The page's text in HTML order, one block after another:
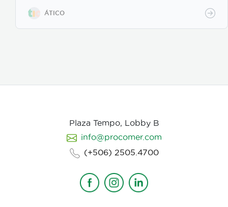
https://www.atico.cr/es/servicios/servicios-
ÁTICO
Plaza Tempo, Lobby B
info@procomer.com
(+506) 2505.4700